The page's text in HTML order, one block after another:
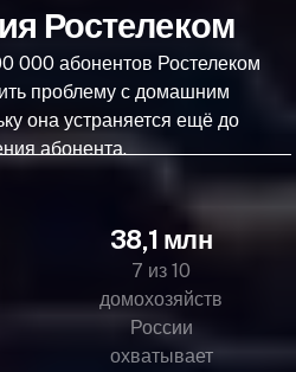
Ростелеком
000 абонентов Ростелеком
проблему с домашним
она устраняется ещё до
абонента.
38,1 млн
7 из 10
домохозяйств
России
охватывает